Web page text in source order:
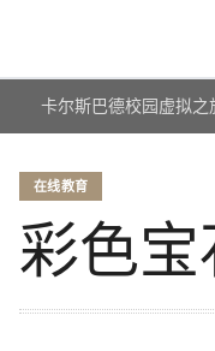
卡尔斯巴德校园虚拟之
在线教育
彩色